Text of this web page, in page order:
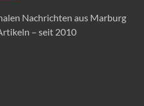
Nachrichten aus Marburg
– seit 2010